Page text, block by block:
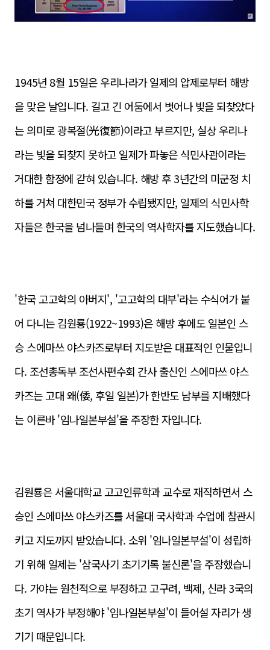
1945년 8월 15일은 우리나라가 일제의 압제로부터 해방
을 맞은 날입니다. 길고 긴 어둠에서 벗어나 빛을 되찾았다
는 의미로 광복절(光復節)이라고 부르지만, 실상 우리나
라는 빛을 되찾지 못하고 일제가 파놓은 식민사관이라는
거대한 함정에 갇혀 있습니다. 해방 후 3년간의 미군정 치
하를 거쳐 대한민국 정부가 수립됐지만, 일제의 식민사학
자들은 한국을 넘나들며 한국의 역사학자를 지도했습니다.
'한국 고고학의 아버지', '고고학의 대부'라는 수식어가 붙
어 다니는 김원룡(1922~1993)은 해방 후에도 일본인 스
승 스에마쓰 야스카즈로부터 지도받은 대표적인 인물입니
다. 조선총독부 조선사편수회 간사 출신인 스에마쓰 야스
카즈는 고대 왜(倭, 후일 일본)가 한반도 남부를 지배했다
는 이른바 '임나일본부설'을 주장한 자입니다.
김원룡은 서울대학교 고고인류학과 교수로 재직하면서 스
승인 스에마쓰 야스카즈를 서울대 국사학과 수업에 참관시
키고 지도까지 받았습니다. 소위 '임나일본부설'이 성립하
기 위해 일제는 '삼국사기 초기기록 불신론'을 주장했습니
다. 가야는 원천적으로 부정하고 고구려, 백제, 신라 3국의
초기 역사가 부정해야 '임나일본부설'이 들어설자리가 생
기기 때문입니다.